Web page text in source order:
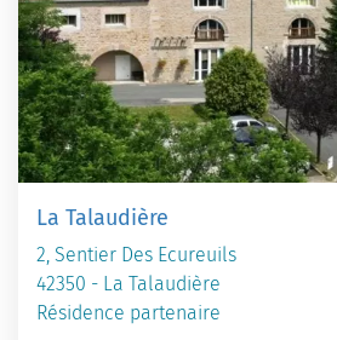
La Talaudière
2, Sentier Des Ecureuils
42350 - La Talaudière
Résidence partenaire